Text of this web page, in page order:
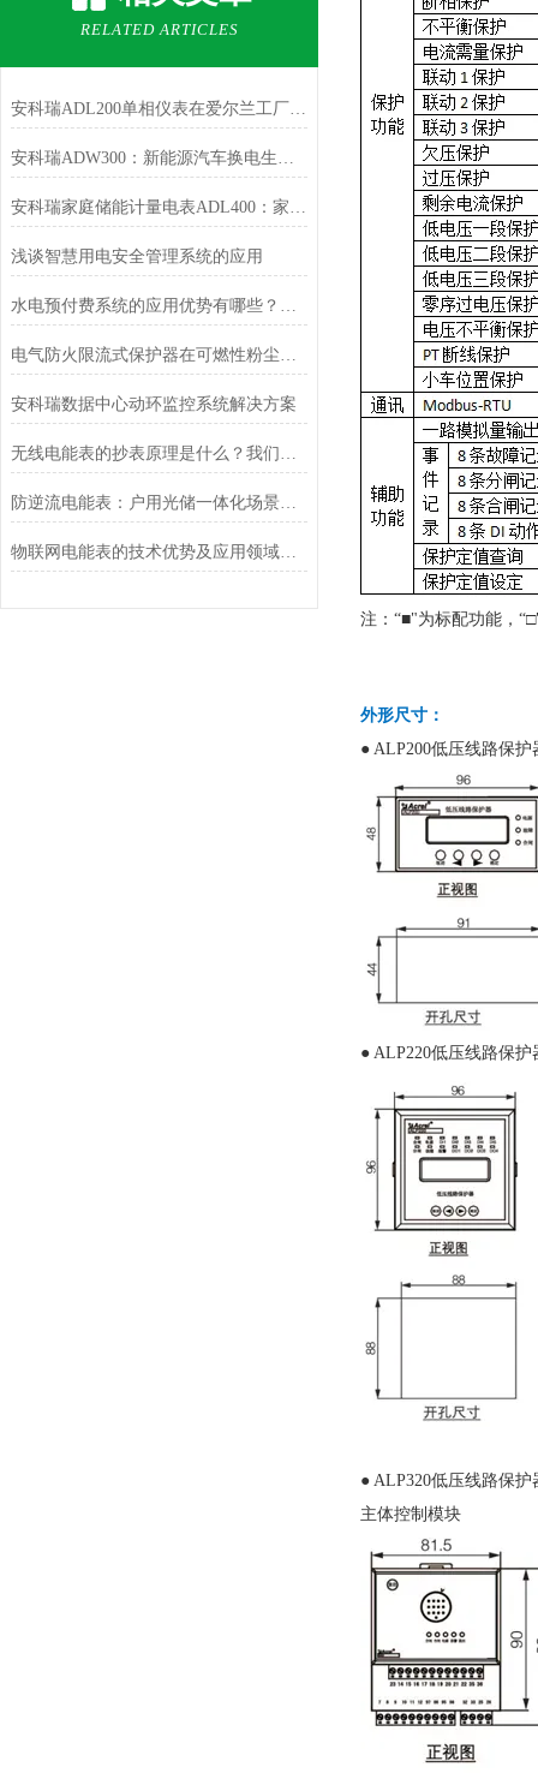
RELATED ARTICLES
安科瑞ADL200单相仪表在爱尔兰工厂的应用
安科瑞ADW300：新能源汽车换电生态的 “准确计量基石”
安科瑞家庭储能计量电表ADL400：家庭能源管理的智慧之选
浅谈智慧用电安全管理系统的应用
水电预付费系统的应用优势有哪些？这里有详细的介绍推荐
电气防火限流式保护器在可燃性粉尘危险场所的应用
安科瑞数据中心动环监控系统解决方案
无线电能表的抄表原理是什么？我们做一个详细的介绍
防逆流电能表：户用光储一体化场景的能源管理核心
物联网电能表的技术优势及应用领域简单分析
注：“■"为标配功能，
外形尺寸：
● ALP200低压线路保护
● ALP220低压线路保护
● ALP320低压线路保护
主体控制模块